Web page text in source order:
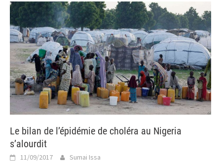
Le bilan de l’épidémie de choléra au Nigeria
s’alourdit
11/09/2017 Sumai Issa